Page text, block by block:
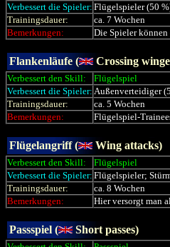
Verbessert die Spieler: Flügelspieler (50
Trainingsdauer:
ca. 7 Wochen
Bemerkungen:
Die Spieler
Flankenläufe ( Crossing
Verbessert den Skill:
Flügelspiel
Verbessert die Spieler: Außenverteidiger
Trainingsdauer:
ca. 5 Wochen
Bemerkungen:
Flügelspiel-
Flügelangriff ( Wing attacks)
Verbessert den Skill:
Flügelspiel
Verbessert die Spieler: Flügelspieler;
Trainingsdauer:
ca. 8 Wochen
Bemerkungen:
Hier versorgt man
Passspiel ( Short passes)